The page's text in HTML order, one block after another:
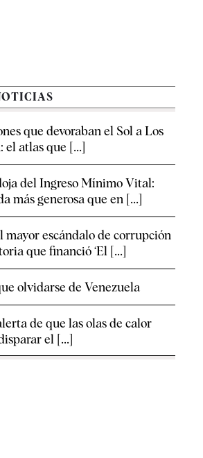
que devoraban el Sol a Los
el atlas que [...]
del Ingreso Mínimo Vital:
más generosa que en [...]
mayor escándalo de corrupción
que financió ‘El [...]
olvidarse de Venezuela
de que las olas de calor
el [...]